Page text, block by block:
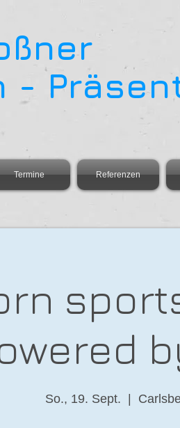
-
Termine Referenzen
So., 19. Sept.